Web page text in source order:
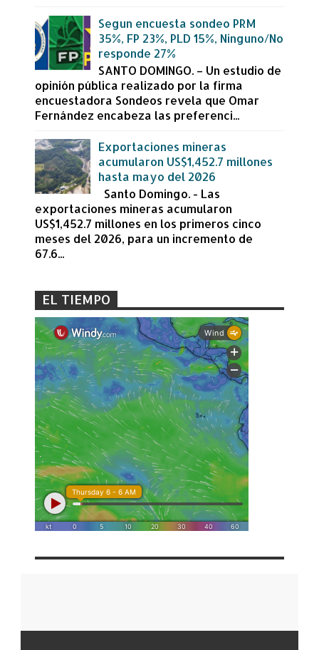
Segun encuesta sondeo PRM
35%, FP 23%, PLD 15%, Ninguno/No
responde 27%
SANTO DOMINGO. – Un estudio de
opinión pública realizado por la firma
encuestadora Sondeos revela que Omar
Fernández encabeza las preferenci...
Exportaciones mineras
acumularon US$1,452.7 millones
hasta mayo del 2026
Santo Domingo. - Las
exportaciones mineras acumularon
US$1,452.7 millones en los primeros cinco
meses del 2026, para un incremento de
67.6...
EL TIEMPO